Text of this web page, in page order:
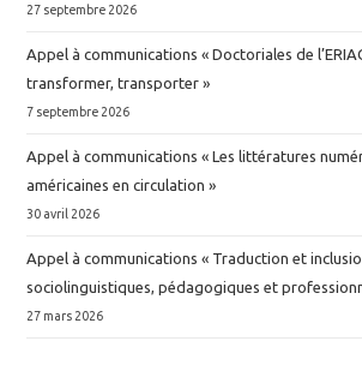
27 septembre 2026
Appel à communications « Doctoriales de
transformer, transporter »
7 septembre 2026
Appel à communications « Les littératures
américaines en circulation »
30 avril 2026
Appel à communications « Traduction et
sociolinguistiques, pédagogiques et
27 mars 2026